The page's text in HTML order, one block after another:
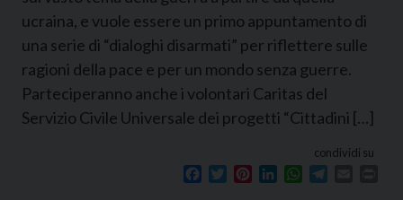
ucraina, e vuole essere un primo appuntamento di
una serie di “dialoghi disarmati” per riflettere sulle
ragioni della pace e per un mondo senza guerre.
Parteciperanno anche i volontari Caritas del
Servizio Civile Universale dei progetti “Cittadini […]
condividi su
Facebook
TwitterPinterestLinkedInWhatsApp